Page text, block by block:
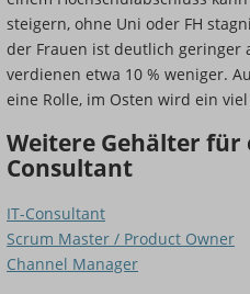
steigern, ohne Uni oder FH
der Frauen ist deutlich geringer
verdienen etwa 10 % weniger.
eine Rolle, im Osten wird ein
Weitere Gehälter für
Consultant
IT-Consultant
Scrum Master / Product Owner
Channel Manager